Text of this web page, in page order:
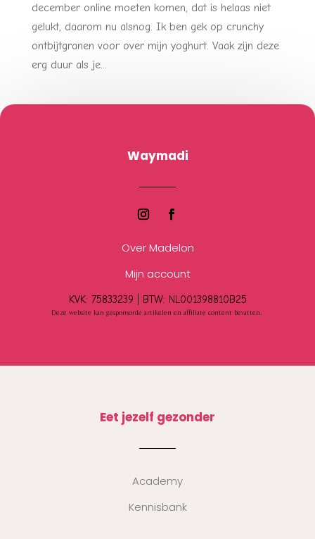
december online moeten komen, dat is helaas niet
gelukt, daarom nu alsnog. Ik ben gek op crunchy
ontbijtgranen voor over mijn yoghurt. Vaak zijn deze
erg duur als je...
Waymadi
Over Madelon
Mijn account
KVK: 75833239 | BTW: NL001398810B25
Deze website kan gesponsorde artikelen en affiliate content bevatten.
Eet jezelf gezonder
Academy
Kennisbank